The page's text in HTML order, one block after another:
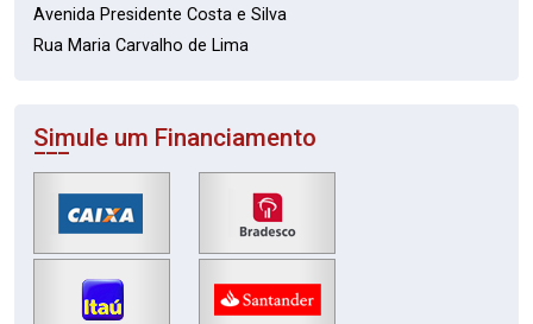
Avenida Presidente Costa e Silva
Rua Maria Carvalho de Lima
Simule um Financiamento